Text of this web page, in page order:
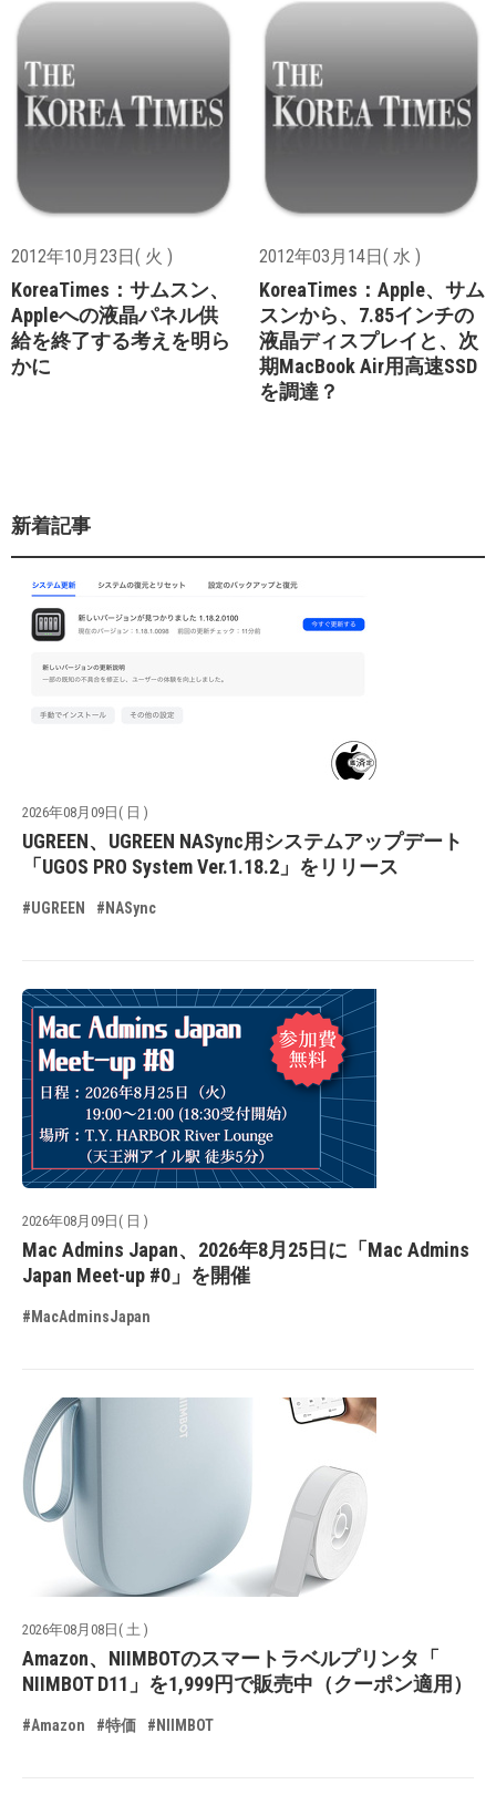
2012年10月23日( 火 )
KoreaTimes：サムスン、
Appleへの液晶パネル供
給を終了する考えを明ら
かに
2012年03月14日( 水 )
KoreaTimes：Apple、サム
スンから、7.85インチの
液晶ディスプレイと、次
期MacBook Air用高速SSD
を調達？
新着記事
2026年08月09日( 日 )
UGREEN、UGREEN NASync用システムアップデート
「UGOS PRO System Ver.1.18.2」をリリース
#UGREEN #NASync
2026年08月09日( 日 )
Mac Admins Japan、2026年8月25日に「Mac Admins
Japan Meet-up #0」を開催
#MacAdminsJapan
2026年08月08日( 土 )
Amazon、NIIMBOTのスマートラベルプリンタ「
NIIMBOT D11」を1,999円で販売中（クーポン適用）
#Amazon #特価 #NIIMBOT